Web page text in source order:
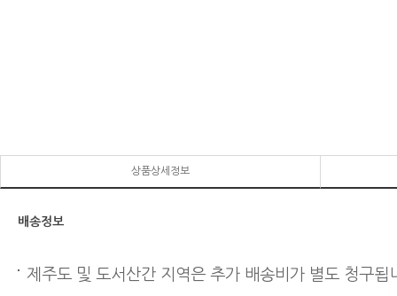
상품상세정보
배송정보
제주도 및 도서산간 지역은 추가 배송비가 별도 청구됩